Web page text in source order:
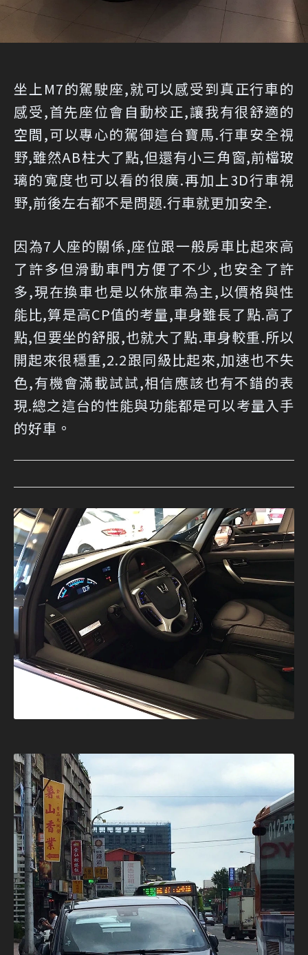
坐上M7的駕駛座,就可以感受到真正行車的
感受,首先座位會自動校正,讓我有很舒適的
空間,可以專心的駕御這台寶馬.行車安全視
野,雖然AB柱大了點,但還有小三角窗,前檔玻
璃的寬度也可以看的很廣.再加上3D行車視
野,前後左右都不是問題.行車就更加安全.
因為7人座的關係,座位跟一般房車比起來高
了許多但滑動車門方便了不少,也安全了許
多,現在換車也是以休旅車為主,以價格與性
能比,算是高CP值的考量,車身雖長了點.高了
點,但要坐的舒服,也就大了點.車身較重.所以
開起來很穩重,2.2跟同級比起來,加速也不失
色,有機會滿載試試,相信應該也有不錯的表
現.總之這台的性能與功能都是可以考量入手
的好車。